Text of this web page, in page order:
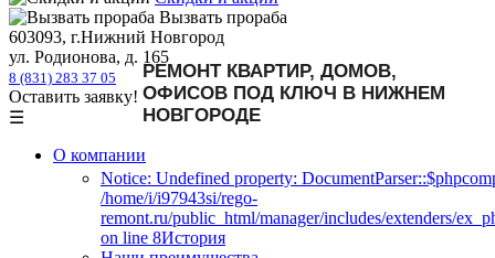
Вызвать прораба
603093, г.Нижний Новгород
ул. Родионова, д. 165
8 (831) 283 37 05
Оставить заявку!
☰
О компании
Notice: Undefined property:
/home/i/i97943si/rego-
remont.ru/public_html/manager/includes/extenders/
on line 8История
РЕМОНТ КВАРТИР, ДОМОВ,
ОФИСОВ ПОД КЛЮЧ В НИЖНЕМ
НОВГОРОДЕ